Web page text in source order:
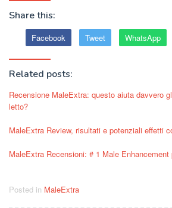
Share this:
Facebook Tweet WhatsApp
Related posts:
Recensione MaleExtra: questo aiuta davvero
letto?
MaleExtra Review, risultati e potenziali effetti
MaleExtra Recensioni: # 1 Male
Posted in MaleExtra